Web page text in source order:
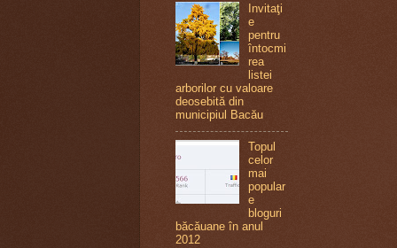
Invitaţi
e
pentru
întocmi
rea
listei
arborilor cu valoare
deosebită din
municipiul Bacău
Topul
celor
mai
popular
e
bloguri
băcăuane în anul
2012